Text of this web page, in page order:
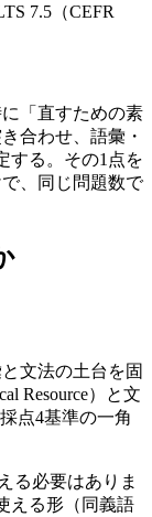
7.5（CEFR
「直すための素
合わせ、語彙・
する。その1点を
、同じ問題数で
文法の土台を固
Resource）と文
点4基準の一角
る必要はありま
える形（同義語